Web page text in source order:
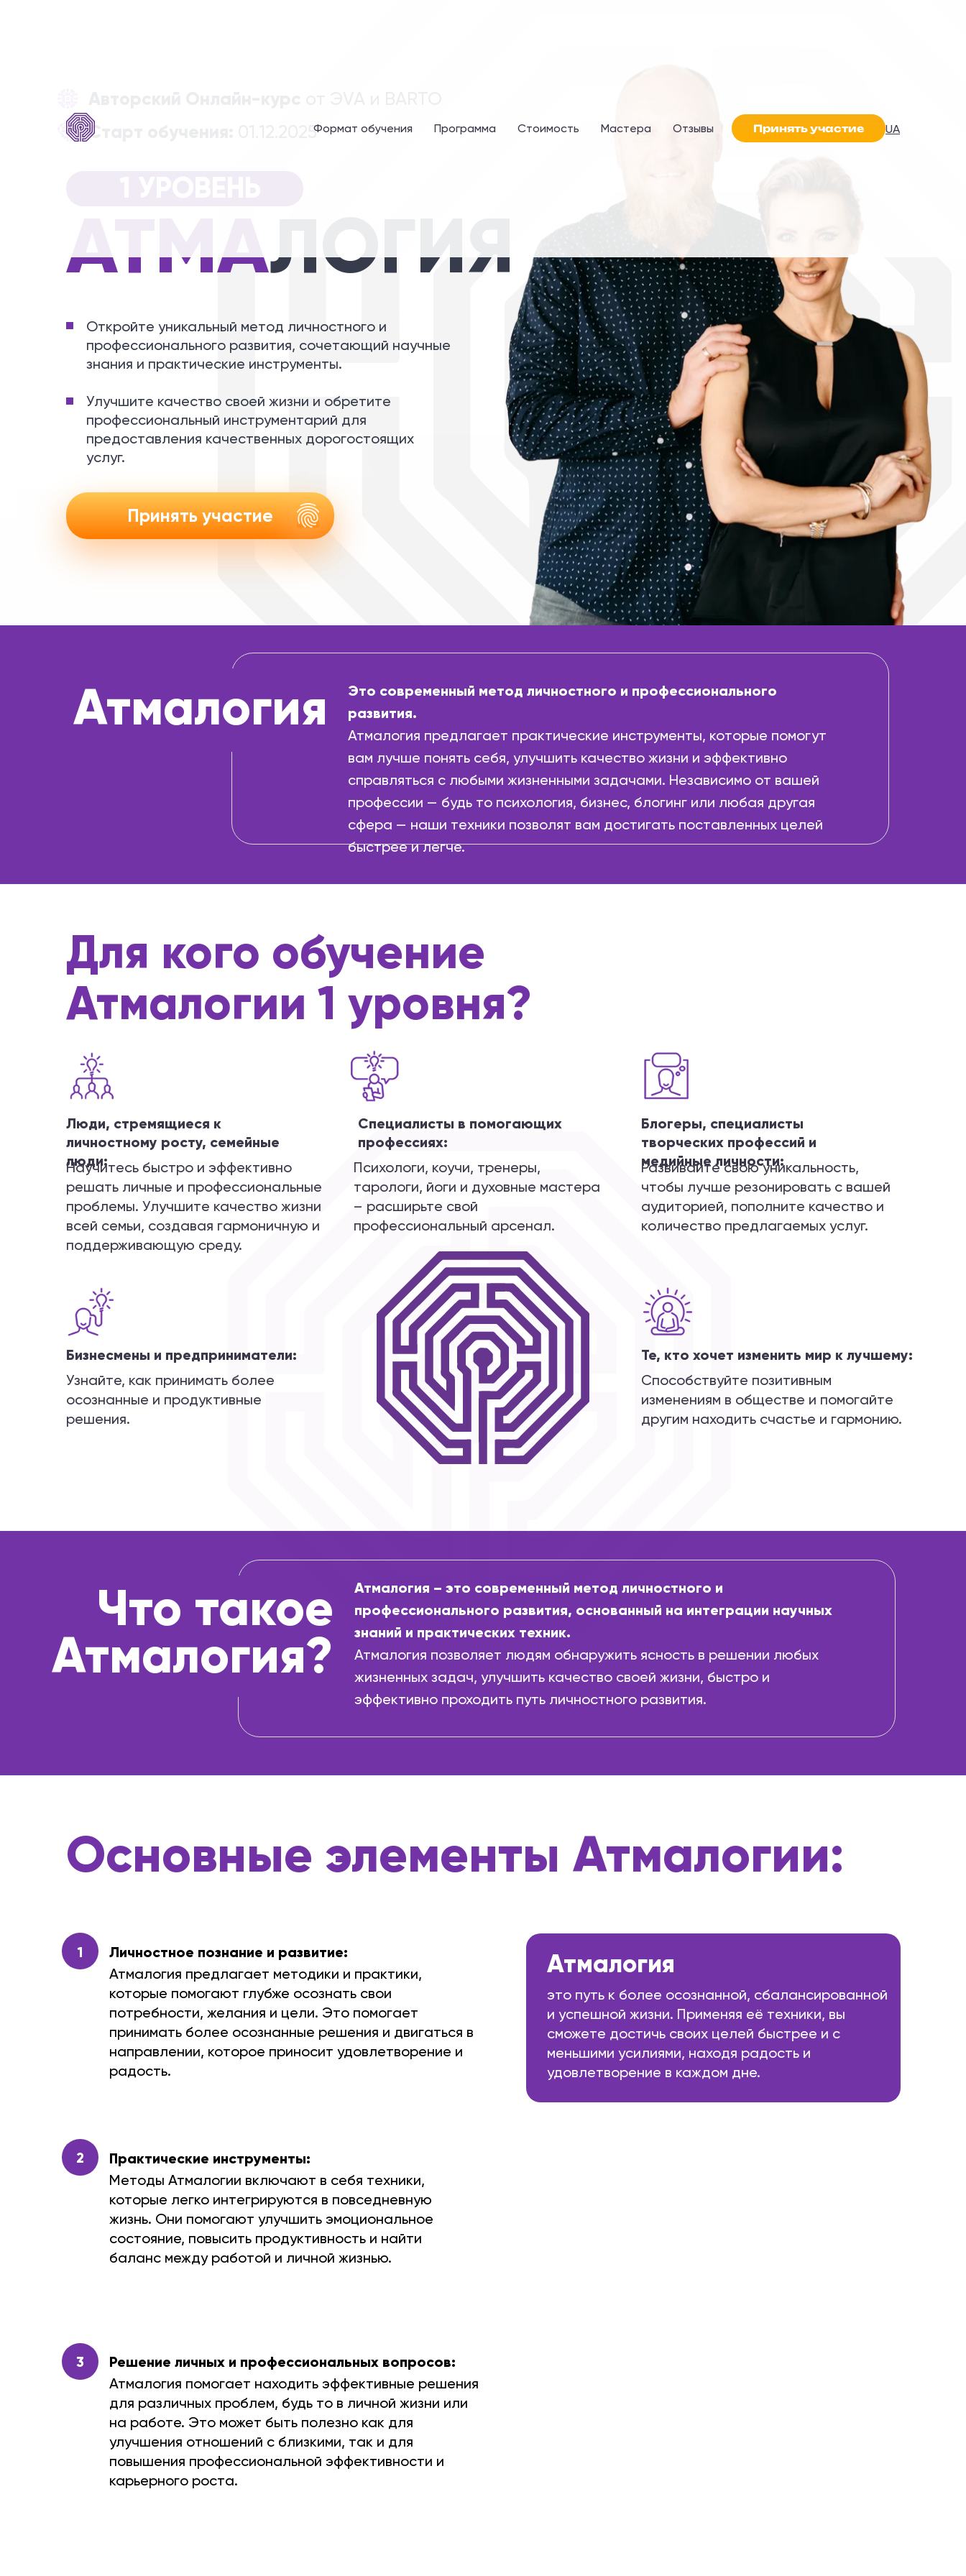
Формат обучения Программа Стоимость Мастера Отзывы Принять участие UA
АТМАЛОГИЯ
Откройте уникальный метод личностного и
профессионального развития, сочетающий научные
знания и практические инструменты.
Улучшите качество своей жизни и обретите
профессиональный инструментарий для
предоставления качественных дорогостоящих
услуг.
Принять участие
Старт обучения: 01.12.2025
Это современный метод личностного и профессионального
развития.
Атмалогия предлагает практические инструменты, которые помогут
вам лучше понять себя, улучшить качество жизни и эффективно
справляться с любыми жизненными задачами. Независимо от вашей
профессии — будь то психология, бизнес, блогинг или любая другая
сфера — наши техники позволят вам достигать поставленных целей
быстрее и легче.
Атмалогия
Для кого обучение
Атмалогии 1 уровня?
Люди, стремящиеся к
личностному росту, семейные
люди:
Научитесь быстро и эффективно
решать личные и профессиональные
проблемы. Улучшите качество жизни
всей семьи, создавая гармоничную и
поддерживающую среду.
Специалисты в помогающих
профессиях:
Психологи, коучи, тренеры,
тарологи, йоги и духовные мастера
– расширьте свой
профессиональный арсенал.
Блогеры, специалисты
творческих профессий и
медийные личности:
Развивайте свою уникальность,
чтобы лучше резонировать с вашей
аудиторией, пополните качество и
количество предлагаемых услуг.
Бизнесмены и предприниматели:
Узнайте, как принимать более
осознанные и продуктивные
решения.
Те, кто хочет изменить мир к лучшему:
Способствуйте позитивным
изменениям в обществе и помогайте
другим находить счастье и гармонию.
Атмалогия – это современный метод личностного и
профессионального развития, основанный на интеграции научных
знаний и практических техник.
Атмалогия позволяет людям обнаружить ясность в решении любых
жизненных задач, улучшить качество своей жизни, быстро и
эффективно проходить путь личностного развития.
Что такое
Атмалогия?
Основные элементы Атмалогии:
Личностное познание и развитие:
Атмалогия предлагает методики и практики,
которые помогают глубже осознать свои
потребности, желания и цели. Это помогает
принимать более осознанные решения и двигаться в
направлении, которое приносит удовлетворение и
радость.
Практические инструменты:
Методы Атмалогии включают в себя техники,
которые легко интегрируются в повседневную
жизнь. Они помогают улучшить эмоциональное
состояние, повысить продуктивность и найти
баланс между работой и личной жизнью.
Решение личных и профессиональных вопросов:
Атмалогия помогает находить эффективные решения
для различных проблем, будь то в личной жизни или
на работе. Это может быть полезно как для
улучшения отношений с близкими, так и для
повышения профессиональной эффективности и
карьерного роста.
1
2
3
Атмалогия
это путь к более осознанной, сбалансированной
и успешной жизни. Применяя её техники, вы
сможете достичь своих целей быстрее и с
меньшими усилиями, находя радость и
удовлетворение в каждом дне.